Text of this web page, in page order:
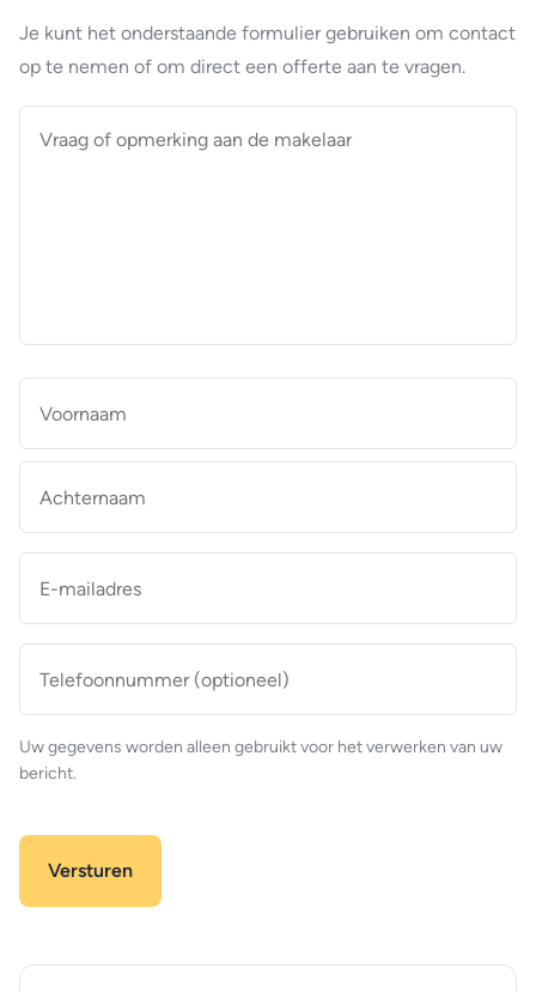
Je kunt het onderstaande formulier gebruiken om contact
op te nemen of om direct een offerte aan te vragen.
mailadres *
(optioneel)
Uw gegevens worden alleen gebruikt voor het verwerken van uw
bericht.